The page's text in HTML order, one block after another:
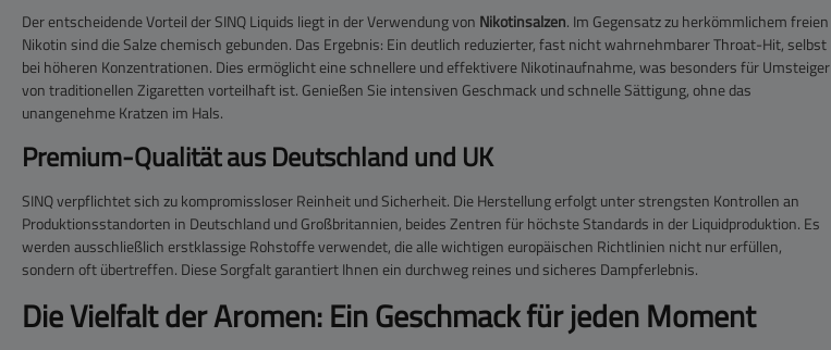
Der entscheidende Vorteil der SINQ Liquids liegt in der Verwendung von Nikotinsalzen. Im Gegensatz zu herkömmlichem freien
Nikotin sind die Salze chemisch gebunden. Das Ergebnis: Ein deutlich reduzierter, fast nicht wahrnehmbarer Throat-Hit, selbst
bei höheren Konzentrationen. Dies ermöglicht eine schnellere und effektivere Nikotinaufnahme, was besonders für Umsteiger
von traditionellen Zigaretten vorteilhaft ist. Genießen Sie intensiven Geschmack und schnelle Sättigung, ohne das
unangenehme Kratzen im Hals.
Premium-Qualität aus Deutschland und UK
SINQ verpflichtet sich zu kompromissloser Reinheit und Sicherheit. Die Herstellung erfolgt unter strengsten Kontrollen an
Produktionsstandorten in Deutschland und Großbritannien, beides Zentren für höchste Standards in der Liquidproduktion. Es
werden ausschließlich erstklassige Rohstoffe verwendet, die alle wichtigen europäischen Richtlinien nicht nur erfüllen,
sondern oft übertreffen. Diese Sorgfalt garantiert Ihnen ein durchweg reines und sicheres Dampferlebnis.
Die Vielfalt der Aromen: Ein Geschmack für jeden Moment